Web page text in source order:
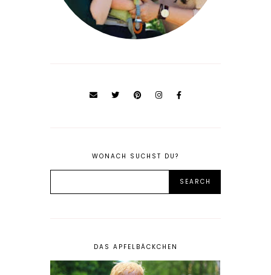
WONACH SUCHST DU?
DAS APFELBÄCKCHEN